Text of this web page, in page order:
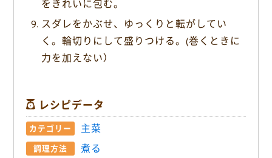
をきれいに包む。
スダレをかぶせ、ゆっくりと転がしてい
く。輪切りにして盛りつける。(巻くときに
力を加えない）
レシピデータ
カテゴリー 主菜
調理方法 煮る